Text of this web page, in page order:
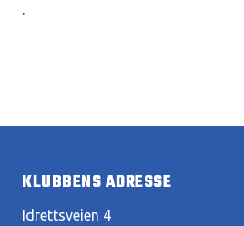
.
KLUBBENS ADRESSE
Idrettsveien 4